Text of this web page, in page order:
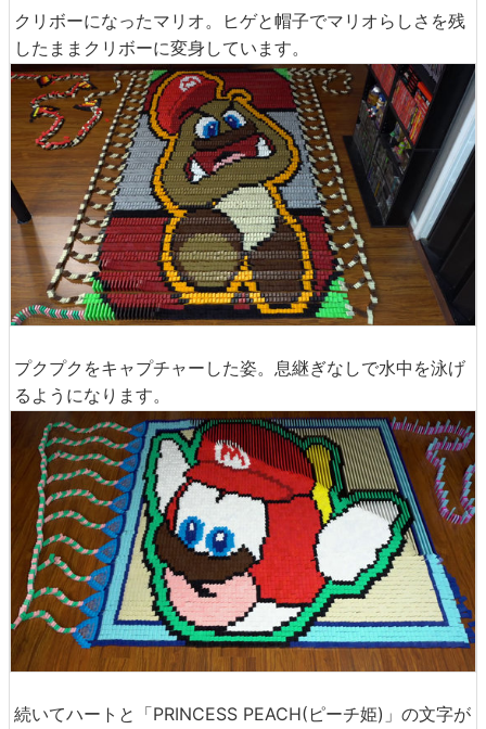
クリボーになったマリオ。ヒゲと帽子でマリオらしさを残
したままクリボーに変身しています。
プクプクをキャプチャーした姿。息継ぎなしで水中を泳げ
るようになります。
続いてハートと「PRINCESS PEACH(ピーチ姫)」の文字が